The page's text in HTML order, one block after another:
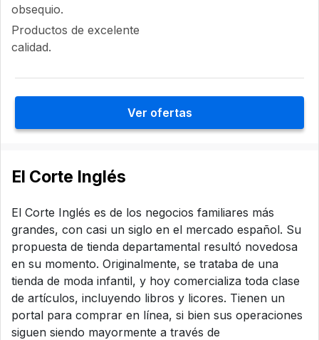
obsequio.
Productos de excelente
calidad.
Ver ofertas
El Corte Inglés
El Corte Inglés es de los negocios familiares más
grandes, con casi un siglo en el mercado español. Su
propuesta de tienda departamental resultó novedosa
en su momento. Originalmente, se trataba de una
tienda de moda infantil, y hoy comercializa toda clase
de artículos, incluyendo libros y licores. Tienen un
portal para comprar en línea, si bien sus operaciones
siguen siendo mayormente a través de